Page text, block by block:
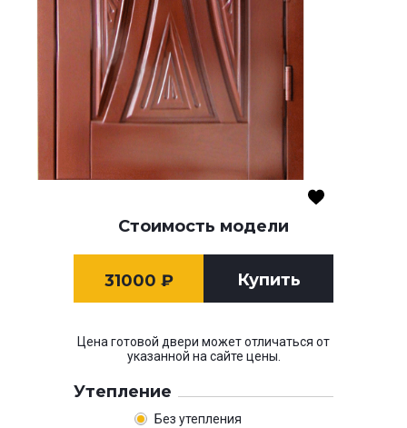
Стоимость модели
31000 ₽ Купить
Цена готовой двери может отличаться от
указанной на сайте цены.
Утепление
Без утепления